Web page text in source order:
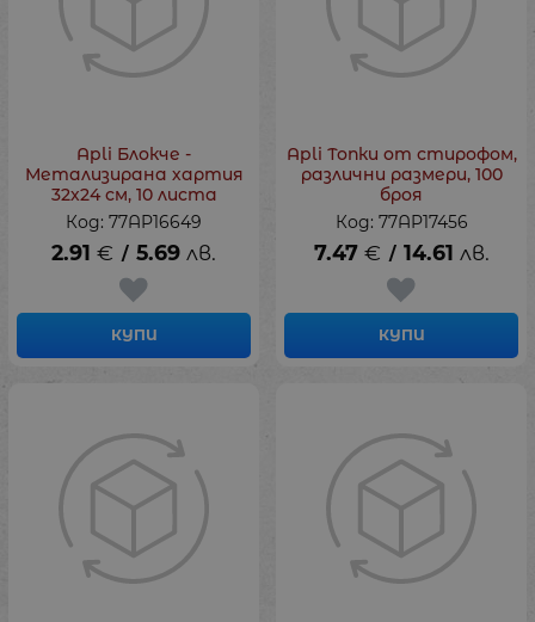
Apli Блокче -
Метализирана хартия
32х24 см, 10 листа
Код: 77AP16649
2.91 € / 5.69 лв.
КУПИ
Apli Топки от стирофом,
различни размери, 100
броя
Код: 77AP17456
7.47 € / 14.61 лв.
КУПИ